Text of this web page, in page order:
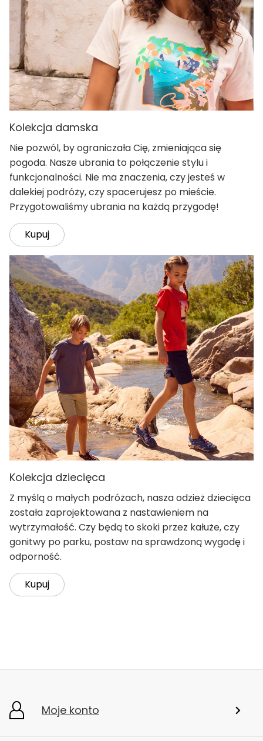
Kolekcja damska
Nie pozwól, by ograniczała Cię, zmieniająca się
pogoda. Nasze ubrania to połączenie stylu i
funkcjonalności. Nie ma znaczenia, czy jesteś w
dalekiej podróży, czy spacerujesz po mieście.
Przygotowaliśmy ubrania na każdą przygodę!
Kupuj
Kolekcja dziecięca
Z myślą o małych podróżach, nasza odzież dziecięca
została zaprojektowana z nastawieniem na
wytrzymałość. Czy będą to skoki przez kałuże, czy
gonitwy po parku, postaw na sprawdzoną wygodę i
odporność.
Kupuj
Moje konto